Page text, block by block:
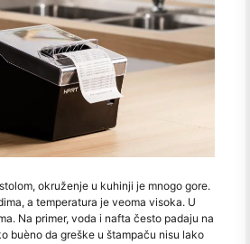
okruženje u kuhinji je mnogo gore.
a temperatura je veoma visoka. U
Na primer, voda i nafta često padaju na
buèno da greške u štampaču nisu lako